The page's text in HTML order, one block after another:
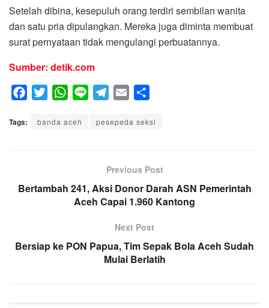
Setelah dibina, kesepuluh orang terdiri sembilan wanita
dan satu pria dipulangkan. Mereka juga diminta membuat
surat pernyataan tidak mengulangi perbuatannya.
Sumber: detik.com
o
i
r
W
a
p
l
r
a
m
a
a
Tags: banda aceh pesepeda seksi
Previous Post
Bertambah 241, Aksi Donor Darah ASN Pemerintah
Aceh Capai 1.960 Kantong
Next Post
Bersiap ke PON Papua, Tim Sepak Bola Aceh Sudah
Mulai Berlatih